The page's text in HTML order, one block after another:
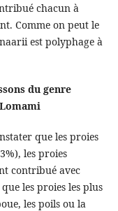
chacun à
Comme on peut le
est polyphage à
du genre
que les proies
les proies
contribué avec
les proies les plus
les poils ou la